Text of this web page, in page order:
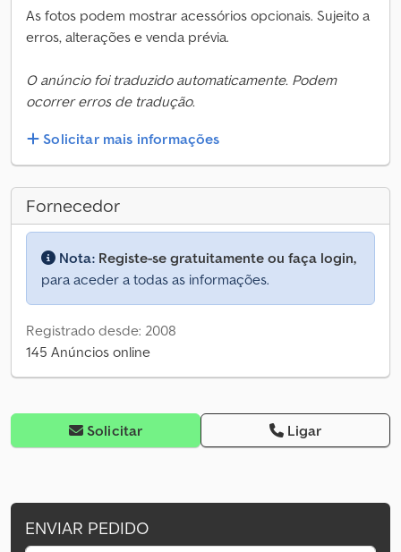
As fotos podem mostrar acessórios opcionais. Sujeito a
erros, alterações e venda prévia.
O anúncio foi traduzido automaticamente. Podem
ocorrer erros de tradução.
Solicitar mais informações
Fornecedor
Nota: Registe-se gratuitamente ou faça login,
para aceder a todas as informações.
Registrado desde: 2008
145 Anúncios online
Solicitar Ligar
ENVIAR PEDIDO